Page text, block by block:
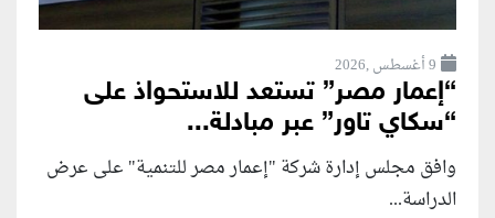
9 أغسطس ,2026
“إعمار مصر” تستعد للاستحواذ على
“سكاي تاور” عبر مبادلة...
وافق مجلس إدارة شركة "إعمار مصر للتنمية" على عرض
الدراسة...